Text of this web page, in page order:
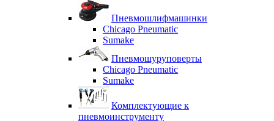
Пневмошлифмашинки
Chicago Pneumatic
Sumake
Пневмошуруповерты
Chicago Pneumatic
Sumake
Комплектующие к
пневмоинструменту